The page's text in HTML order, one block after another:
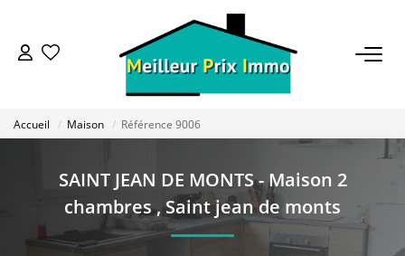
ACHETER
LOUER
VENDRE
Accueil Maison Référence 9006
SAINT JEAN DE MONTS - Maison 2
chambres,Saint jean de monts